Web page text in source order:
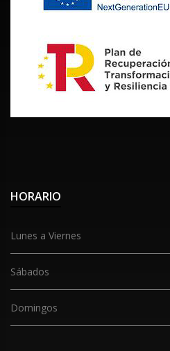
HORARIO
Lunes a Viernes
Sábados
Domingos